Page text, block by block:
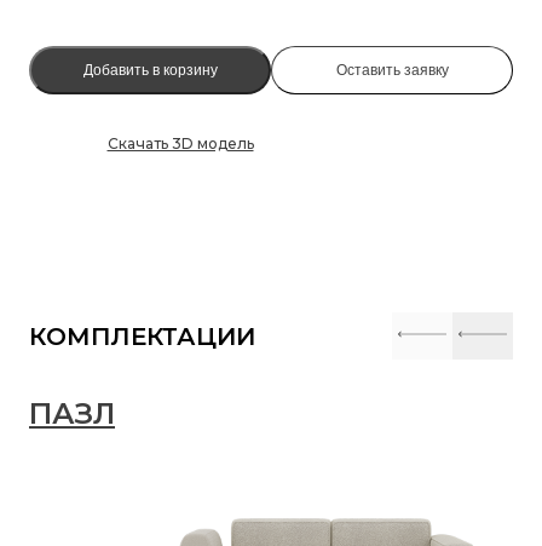
Добавить в корзину Оставить заявку
Скачать 3D модель
КОМПЛЕКТАЦИИ
ПАЗЛ